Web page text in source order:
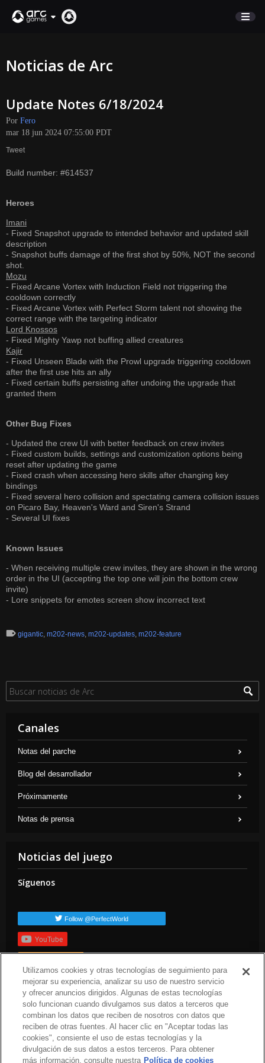
SOPORTE
Iniciar sesión
Français
Pусский
Noticias de Arc
Update Notes 6/18/2024
Por Fero
mar 18 jun 2024 07:55:00 PDT
Tweet
Build number: #614537
Heroes
Imani
- Fixed Snapshot upgrade to intended behavior and updated skill
description
- Snapshot buffs damage of the first shot by 50%, NOT the second
shot.
Mozu
- Fixed Arcane Vortex with Induction Field not triggering the
cooldown correctly
- Fixed Arcane Vortex with Perfect Storm talent not showing the
correct range with the targeting indicator
Lord Knossos
- Fixed Mighty Yawp not buffing allied creatures
Kajir
- Fixed Unseen Blade with the Prowl upgrade triggering cooldown
after the first use hits an ally
- Fixed certain buffs persisting after undoing the upgrade that
granted them
Other Bug Fixes
- Updated the crew UI with better feedback on crew invites
- Fixed custom builds, settings and customization options being
reset after updating the game
- Fixed crash when accessing hero skills after changing key
bindings
- Fixed several hero collision and spectating camera collision issues
on Picaro Bay, Heaven's Ward and Siren's Strand
- Several UI fixes
Known Issues
- When receiving multiple crew invites, they are shown in the wrong
order in the UI (accepting the top one will join the bottom crew
invite)
- Lore snippets for emotes screen show incorrect text
gigantic, m202-news, m202-updates, m202-feature
Canales
Notas del parche
Blog del desarrollador
Próximamente
Notas de prensa
Noticias del juego
Síguenos
Follow @PerfectWorld
YouTube
Etiquetas populares
press-release arc-news
Utilizamos cookies y otras tecnologías de seguimiento para
mejorar su experiencia, analizar su uso de nuestro servicio
y ofrecer anuncios dirigidos. Algunas de estas tecnologías
solo funcionan cuando divulgamos sus datos a terceros que
combinan los datos que reciben de nosotros con datos que
reciben de otras fuentes. Al hacer clic en "Aceptar todas las
cookies", consiente el uso de estas tecnologías y la
divulgación de sus datos a estos terceros. Para obtener
más información, consulte nuestra Política de cookies